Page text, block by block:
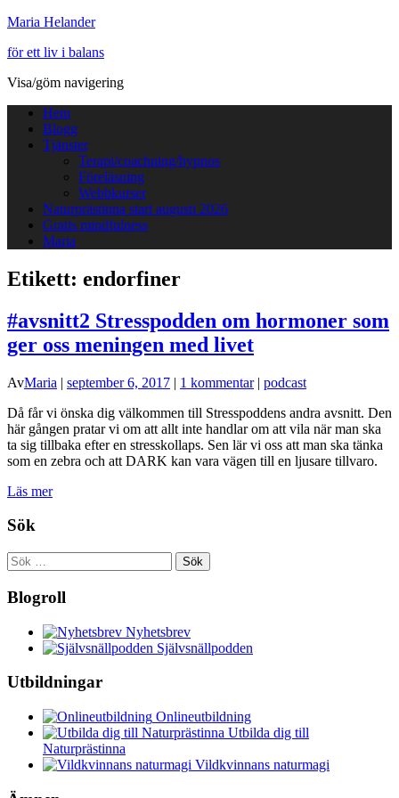
Maria Helander
för ett liv i balans
Visa/göm navigering
Hem
Blogg
Tjänster
Terapi/coachning/hypnos
Föreläsning
Webbkurser
Naturprästinna start augusti 2026
Gratis mindfulness
Maria
Etikett: endorfiner
#avsnitt2 Stresspodden om hormoner som
ger oss meningen med livet
AvMaria | september 6, 2017 | 1 kommentar| podcast
Då får vi önska dig välkommen till Stresspoddens andra avsnitt. Den
här gången pratar vi om att allt inte handlar om att vila när man ska
ta sig tillbaka efter en stresskollaps. Sen lär vi oss att man ska tänka
som en zebra och att DARK kan vara vägen till en ljusare tillvaro.
Läs mer
Sök
Sök
efter:
Blogroll
Nyhetsbrev
Självsnällpodden
Utbildningar
Onlineutbildning
Utbilda dig till
Naturprästinna
Vildkvinnans naturmagi